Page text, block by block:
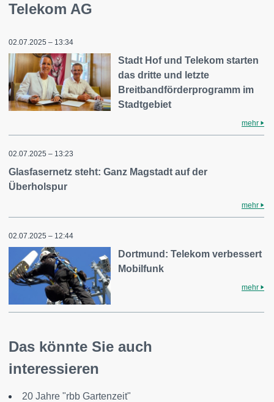
Telekom AG
02.07.2025 – 13:34
Stadt Hof und Telekom starten
das dritte und letzte
Breitbandförderprogramm im
Stadtgebiet
mehr
02.07.2025 – 13:23
Glasfasernetz steht: Ganz Magstadt auf der
Überholspur
mehr
02.07.2025 – 12:44
Dortmund: Telekom verbessert
Mobilfunk
mehr
Das könnte Sie auch
interessieren
20 Jahre "rbb Gartenzeit"